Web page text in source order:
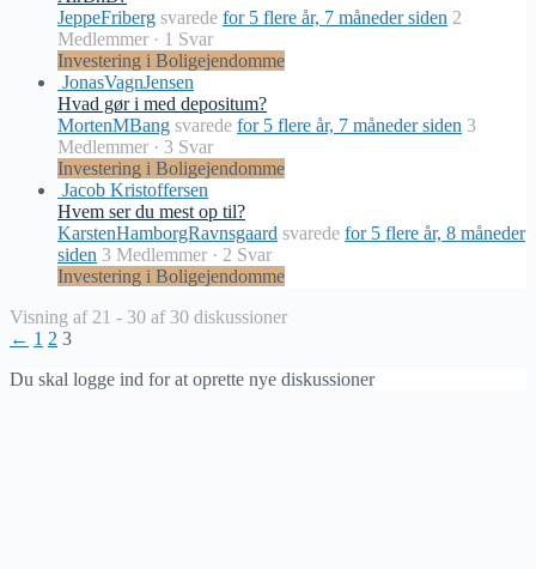
JeppeFriberg svarede for 5 flere år, 7 måneder siden 2
Medlemmer · 1 Svar
Investering i Boligejendomme
JonasVagnJensen
Hvad gør i med depositum?
MortenMBang svarede for 5 flere år, 7 måneder siden 3
Medlemmer · 3 Svar
Investering i Boligejendomme
Jacob Kristoffersen
Hvem ser du mest op til?
KarstenHamborgRavnsgaard svarede for 5 flere år, 8 måneder
siden 3 Medlemmer · 2 Svar
Investering i Boligejendomme
Visning af 21 - 30 af 30 diskussioner
← 1 2 3
Du skal logge ind for at oprette nye diskussioner